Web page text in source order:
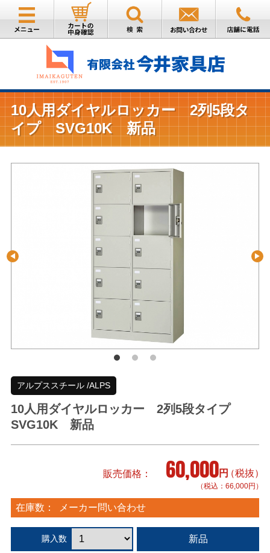
10人用ダイヤルロッカー 2列5段タ
イプ SVG10K 新品
アルプススチール /ALPS
10人用ダイヤルロッカー 2列5段タイプ
SVG10K 新品
販売価格 60,000円（税抜）
（税込：66,000円）
在庫数： メーカー問い合わせ
購入数 新品